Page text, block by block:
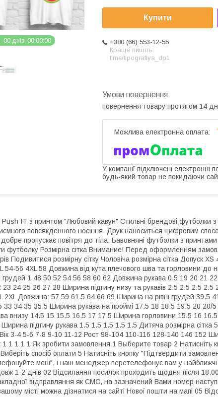
00 днів 00 00 00
Купити
+380 (66) 553-12-55
Краще пишіть:
t.me/tipografiya_dp1
повернення товару протягом 14
У компанії підключені електронні
будь-який товар не покидаючи
IT з принтом "Любовий кавун" Стильні брендові футболки
повсякденного носіння. Друк наноситься цифровим
добре пропускає повітря до тіла. Бавовняні футболки з принтами
футболку Розмірна сітка Внимание! Перед оформленням
Подивитися розмірну сітку Чоловіча розмірна сітка Допуск
54-56 4XL 58 Довжина від кута плечового шва та горловини до
грудей 1 48 50 52 54 56 58 60 62 Довжина рукава 0.5 19 20 21
23 24 25 26 27 28 Ширина підгину низу та рукавів 2.5 2.5 2.5
2XL Довжина: 57 59 61.5 64 66 69 Ширина на рівні грудей
33 34 35 35.5 Ширина рукава на проймі 17.5 18 18.5 19.5 20 20/
внизу 14.5 15 15.5 16.5 17 17.5 Ширина горловини 15.5 16
підгину рукава 1.5 1.5 1.5 1.5 1.5 Дитяча розмірна сітка
3-4 5-6 7-8 9-10 11-12 Рост 98-104 110-116 128-140 146 152
1 1 1 1 Як зробити замовлення 1 Выберите товар 2 Натисніть
спосіб оплати 5 Натисніть кнопку "Підтвердити
мені", і наш менеджер перетелефонує вам у найближчі
1-2 днів 02 Відсилання посилок проходить щодня після 18.00
відправляння як СМС, на зазначений Вами номер
місті можна дізнатися на сайті Нової пошти на мапі 05